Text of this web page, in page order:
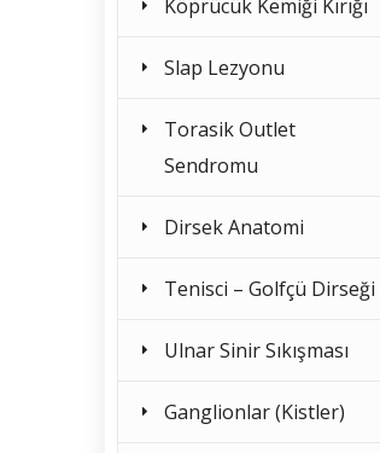
Köprücük Kemiği Kırığı
Slap Lezyonu
Torasik Outlet
Sendromu
Dirsek Anatomi
Tenisci – Golfçü Dirseği
Ulnar Sinir Sıkışması
Ganglionlar (Kistler)